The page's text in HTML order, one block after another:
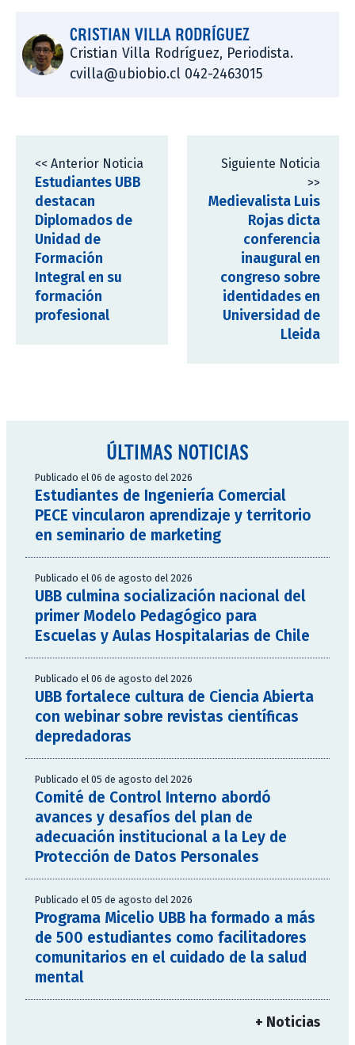
CRISTIAN VILLA RODRÍGUEZ
Cristian Villa Rodríguez, Periodista.
cvilla@ubiobio.cl 042-2463015
<< Anterior Noticia
Estudiantes UBB
destacan
Diplomados de
Unidad de
Formación
Integral en su
formación
profesional
Siguiente Noticia
>>
Medievalista Luis
Rojas dicta
conferencia
inaugural en
congreso sobre
identidades en
Universidad de
Lleida
ÚLTIMAS NOTICIAS
Publicado el 06 de agosto del 2026
Estudiantes de Ingeniería Comercial
PECE vincularon aprendizaje y territorio
en seminario de marketing
Publicado el 06 de agosto del 2026
UBB culmina socialización nacional del
primer Modelo Pedagógico para
Escuelas y Aulas Hospitalarias de Chile
Publicado el 06 de agosto del 2026
UBB fortalece cultura de Ciencia Abierta
con webinar sobre revistas científicas
depredadoras
Publicado el 05 de agosto del 2026
Comité de Control Interno abordó
avances y desafíos del plan de
adecuación institucional a la Ley de
Protección de Datos Personales
Publicado el 05 de agosto del 2026
Programa Micelio UBB ha formado a más
de 500 estudiantes como facilitadores
comunitarios en el cuidado de la salud
mental
+ Noticias